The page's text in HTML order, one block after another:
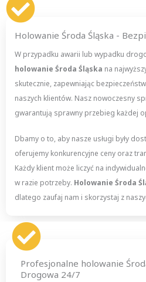
Holowanie Środa Śląska -
W przypadku awarii lub wypadku
holowanie Środa Śląska na
skutecznie, zapewniając
naszych klientów. Nasz nowoczesny
gwarantują sprawny przebieg każdej
Dbamy o to, aby nasze usługi były
oferujemy konkurencyjne ceny oraz
Każdy klient może liczyć na
w razie potrzeby. Holowanie Środa
dlatego zaufaj nam i skorzystaj z
Profesjonalne holowanie
Drogowa 24/7